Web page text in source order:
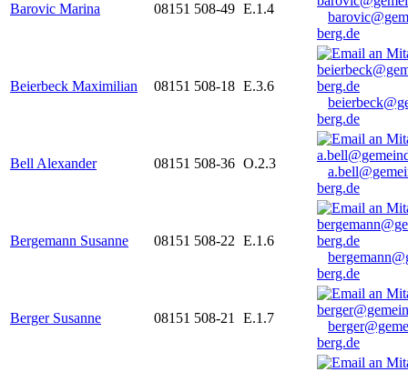
Barovic Marina 08151 508-49 E.1.4
berg.de
Beierbeck Maximilian 08151 508-18 E.3.6
berg.de
Bell Alexander 08151 508-36 O.2.3
berg.de
Bergemann Susanne 08151 508-22 E.1.6
berg.de
Berger Susanne 08151 508-21 E.1.7
berg.de